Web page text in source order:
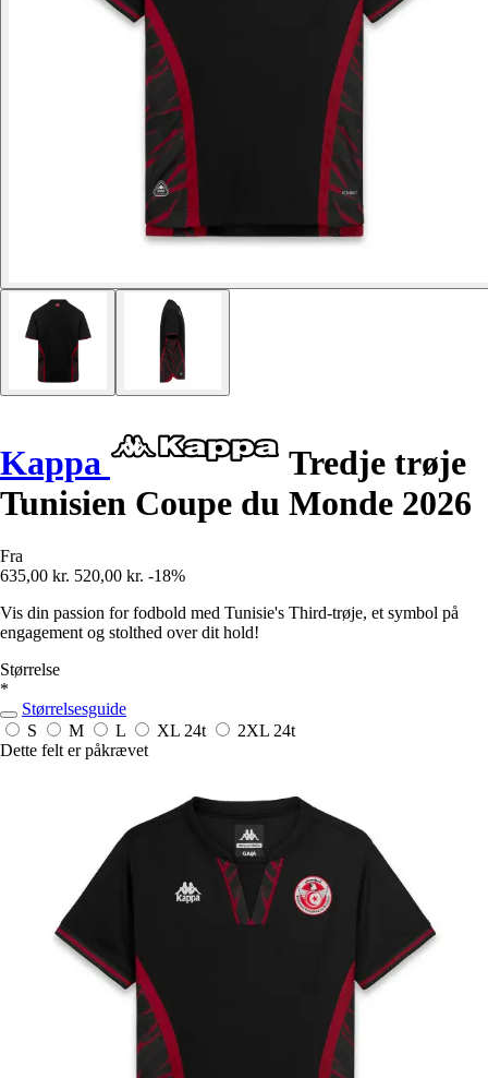
Kappa
Tredje trøje
Tunisien Coupe du Monde 2026
Fra
635,00 kr. 520,00 kr. -18%
Vis din passion for fodbold med Tunisie's Third-trøje, et symbol på
engagement og stolthed over dit hold!
Størrelse
*
Størrelsesguide
S
M L XL 24t 2XL 24t
Dette felt er påkrævet